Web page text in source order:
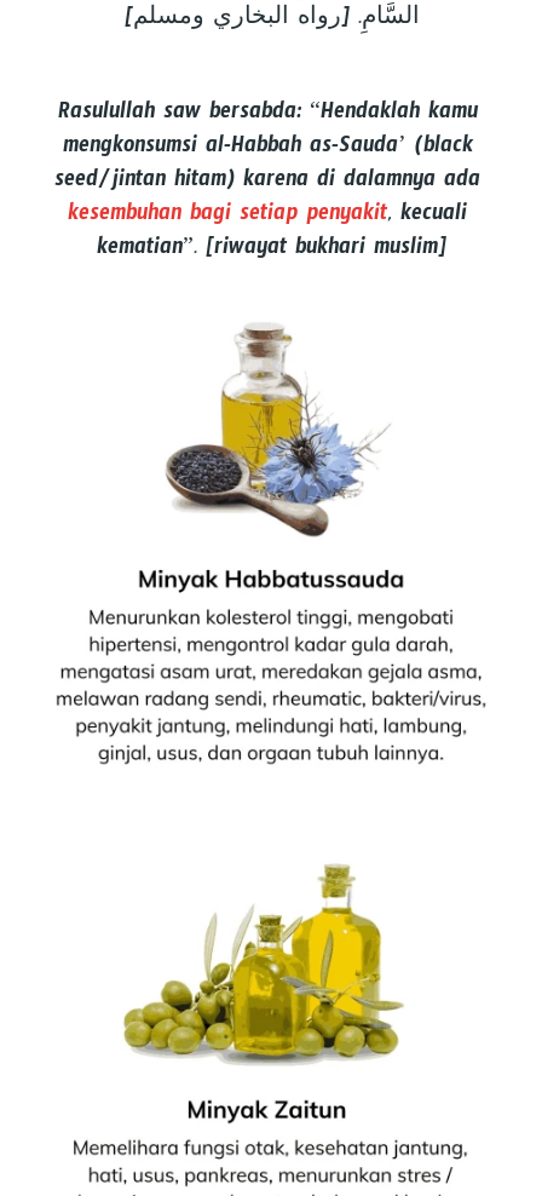
السَّامِ. [رواه البخاري ومسلم]
Rasulullah saw bersabda: “Hendaklah kamu
mengkonsumsi al-Habbah as-Sauda’ (black
kesembuhan bagi setiap penyakit, kecuali
kematian”. [riwayat bukhari muslim]